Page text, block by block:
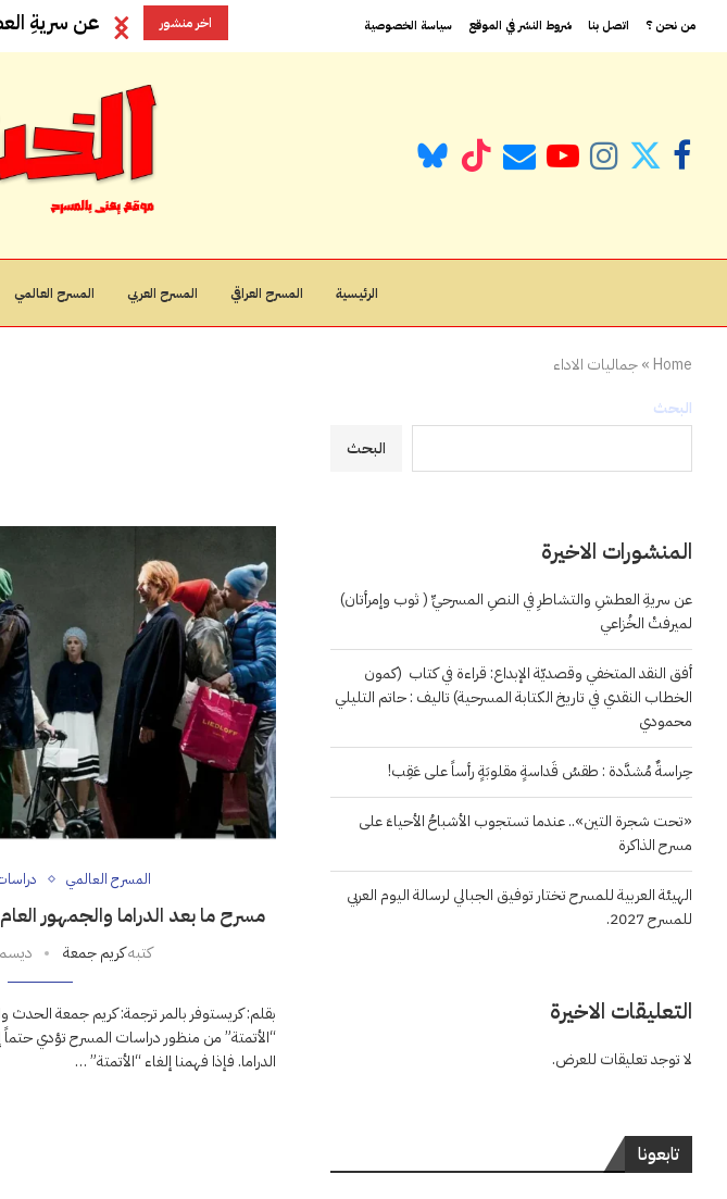
من نحن ؟ اتصل بنا شروط النشر في الموقع سياسة الخصوصية اخر منشور عن سريةِ
الرئيسية المسرح العراقي المسرح العربي المسرح العالمي
Home
»جماليات الاداء
المسرح العالمي
مسرح ما بعد الدراما والجمهور
كتبهكريم جمعة ديسمبر 19,
بقلم: كريستوفر بالمر ترجمة: كريم جمعة الحدث
“الأتمتة” من منظور دراسات المسرح تؤدي حتماً
الدراما. فإذا فهمنا إلغاء “الأتمتة” …
البحث
البحث
المنشورات الاخيرة
عن سريةِ العطشِ والتشاطرِ في النصِ المسرحيِّ ( ثوب وإمرأتان)
لميرفتْ الخُزاعي
أفق النقد المتخفي وقصديّة الإبداع: قراءة في كتاب (كمون
الخطاب النقدي في تاريخ الكتابة المسرحية) تاليف : حاتم التليلي
محمودي
حِراسةٌ مُشدَّدة : طقسُ قَداسةٍ مقلوبَةٍ رأساً على عَقِب!
«تحت شجرة التين».. عندما تستجوب الأشباحُ الأحياءَ على
مسرح الذاكرة
الهيئة العربية للمسرح تختار توفيق الجبالي لرسالة اليوم العربي
للمسرح 2027.
التعليقات الاخيرة
لا توجد تعليقات للعرض.
تابعونا